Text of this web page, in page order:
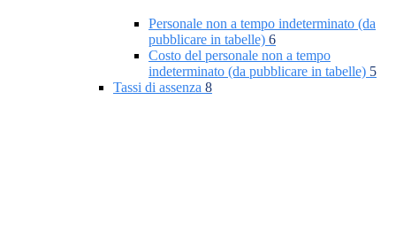
Personale non a tempo indeterminato (da
pubblicare in tabelle) 6
Costo del personale non a tempo
indeterminato (da pubblicare in tabelle) 5
Tassi di assenza 8